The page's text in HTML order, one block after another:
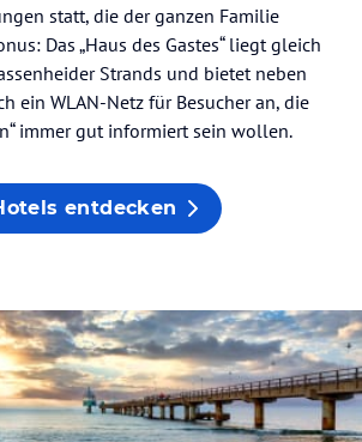
statt, die der ganzen Familie
Das „Haus des Gastes“ liegt gleich
Strands und bietet neben
ein WLAN-Netz für Besucher an, die
immer gut informiert sein wollen.
entdecken